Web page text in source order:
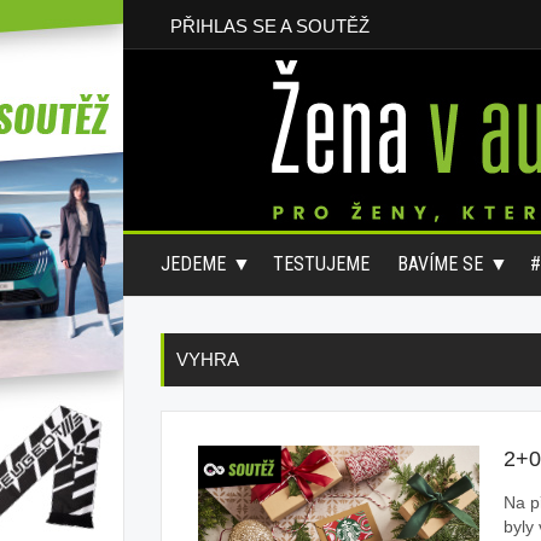
PŘIHLAS SE A SOUTĚŽ
JEDEME TESTUJEME BAVÍME SE
VYHRA
Na
byly